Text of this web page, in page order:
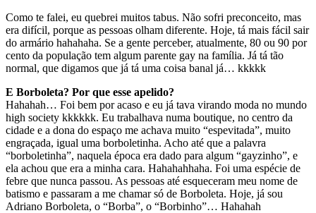
Como te falei, eu quebrei muitos tabus. Não sofri preconceito, mas
era difícil, porque as pessoas olham diferente. Hoje, tá mais fácil sair
do armário hahahaha. Se a gente perceber, atualmente, 80 ou 90 por
cento da população tem algum parente gay na família. Já tá tão
normal, que digamos que já tá uma coisa banal já… kkkkk
E Borboleta? Por que esse apelido?
Hahahah… Foi bem por acaso e eu já tava virando moda no mundo
high society kkkkkk. Eu trabalhava numa boutique, no centro da
cidade e a dona do espaço me achava muito “espevitada”, muito
engraçada, igual uma borboletinha. Acho até que a palavra
“borboletinha”, naquela época era dado para algum “gayzinho”, e
ela achou que era a minha cara. Hahahahhaha. Foi uma espécie de
febre que nunca passou. As pessoas até esqueceram meu nome de
batismo e passaram a me chamar só de Borboleta. Hoje, já sou
Adriano Borboleta, o “Borba”, o “Borbinho”… Hahahah